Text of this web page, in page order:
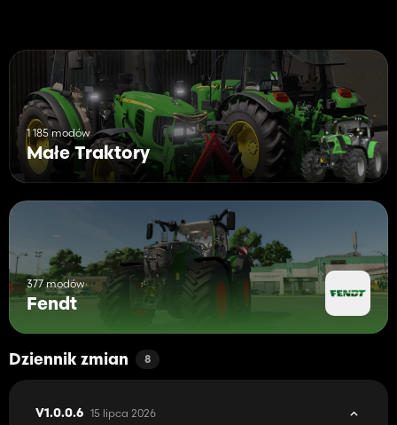
1 185 modów
Małe Traktory
377 modów
Fendt
Dziennik zmian 8
V1.0.0.6 15 lipca 2026